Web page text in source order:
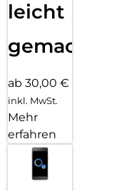
leicht
gemacht!
ab 30,00 €
inkl. MwSt.
Mehr
erfahren